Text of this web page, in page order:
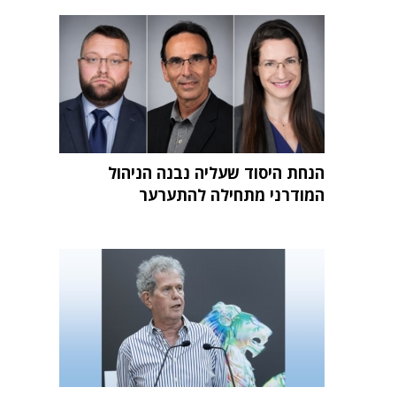
הנחת היסוד שעליה נבנה הניהול
המודרני מתחילה להתערער